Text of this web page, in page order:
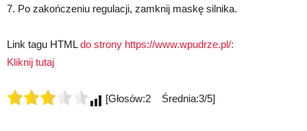
7. Po zakończeniu regulacji, zamknij maskę silnika.
Link tagu HTMLdo strony https://www.wpudrze.pl/:
Kliknij tutaj
[Głosów:2 Średnia:3/5]